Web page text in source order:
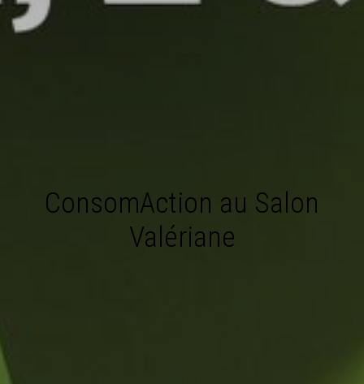
ConsomAction au Salon
Valériane